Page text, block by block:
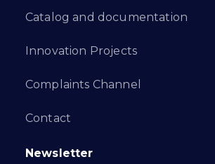
Catalog and documentation
Innovation Projects
Complaints Channel
Contact
Newsletter